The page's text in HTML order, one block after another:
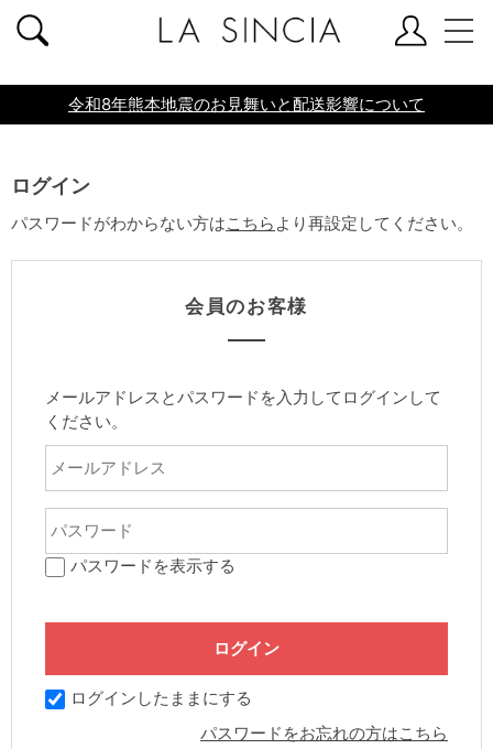
共通ヘッダー
令和8年熊本地震のお見舞いと配送影響について
ログイン
パスワードがわからない方はこちら より再設定してください。
会員のお客様
メールアドレスとパスワードを入力してログインして
ください。
パスワードを表示する
ログインしたままにする
パスワードをお忘れの方はこちら